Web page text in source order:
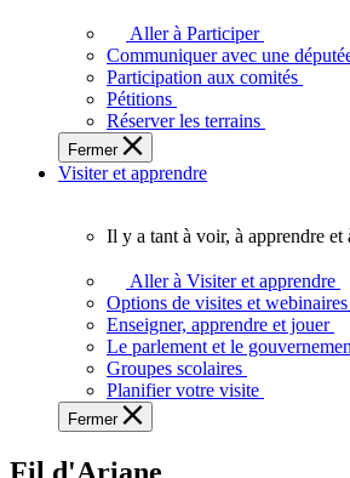
fonctionner
plein
potentiel,
l'Assemblée
a
besoin
Aller à Participer
Communiquer avec une
Participation aux comités
Pétitions
Réserver les terrains
Fermer
Visiter et apprendre
voir,
apprendre
et
découvrir
Il y a tant à voir, à apprendre
Aller à Visiter et apprendre
Options de visites et webinaires
Enseigner, apprendre et jouer
Le parlement et le
Groupes scolaires
Planifier votre visite
Fermer